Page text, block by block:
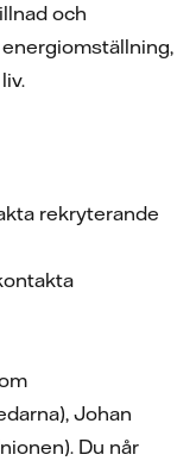
och
rekryterande
Johan
Du når